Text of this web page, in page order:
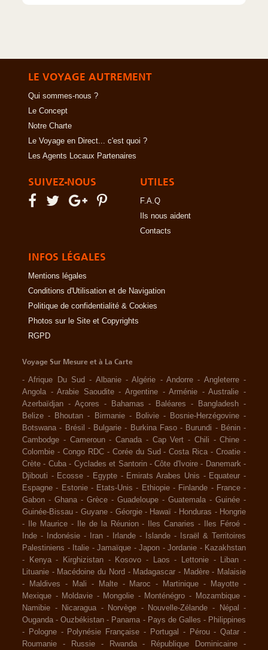
LE VOYAGE AUTREMENT
Qui sommes-nous ?
Le Concept
Notre Charte
Le Voyage en Direct... c'est quoi ?
Les Agents Locaux Partenaires
SUIVEZ-NOUS UTILES
F.A.Q
Ils nous aident
Contacts
INFOS LÉGALES
Mentions légales
Conditions d'Utilisation et de Navigation
Politique de confidentialité & Cookies
Photos sur le Site et Copyrights
RGPD
Voyage Sur Mesure et à La Carte
-Afrique Du Sud - Albanie -Algérie -Andorre - Angleterre -
Angola -Arabie Saoudite -Argentine -Arménie -Australie -
Azerbaïdjan - Açores - Bahamas - Baléares - Bangladesh -
Belize - Bhoutan - Birmanie - Bolivie - Bosnie-Herzégovine -
Botswana - Brésil - Bulgarie - Burkina Faso - Burundi - Bénin -
Cambodge - Cameroun - Canada - Cap Vert - Chili -Chine -
Colombie - Congo RDC - Corée du Sud -Costa Rica -Croatie -
Crète - Cuba - Cyclades et Santorin -Côte d'Ivoire - Danemark -
Djibouti - Ecosse - Egypte - Emirats Arabes Unis - Equateur -
Espagne - Estonie - Etats-Unis - Ethiopie - Finlande - France -
Gabon - Ghana - Grèce - Guadeloupe - Guatemala - Guinée -
Guinée-Bissau - Guyane - Géorgie - Hawaï - Honduras - Hongrie
-
Ile Maurice - Ile de la Réunion - Iles Canaries - Iles Féroé -
Inde - Indonésie - Iran - Irlande - Islande -
Israël & Territoires
Palestiniens - Italie - Jamaïque - Japon - Jordanie - Kazakhstan
-
Kenya - Kirghizistan - Kosovo - Laos - Lettonie - Liban -
Lituanie - Macédoine du Nord - Madagascar - Madère - Malaisie
-
Maldives - Mali - Malte - Maroc - Martinique - Mayotte -
Mexique - Moldavie - Mongolie - Monténégro - Mozambique -
Namibie - Nicaragua - Norvège - Nouvelle-Zélande - Népal
-
Ouganda -Ouzbékistan - Panama - Pays de Galles - Philippines
-
Pologne - Polynésie Française - Portugal - Pérou -Qatar -
Roumanie
- Russie - Rwanda - République Dominicaine -